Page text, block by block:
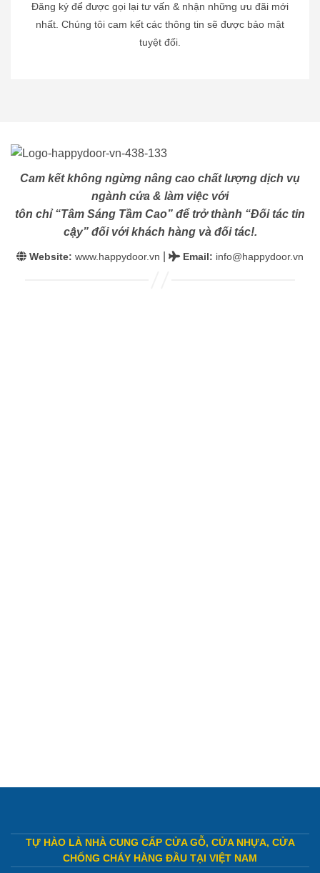
Đăng ký để được gọi lại tư vấn & nhận những ưu đãi mới
nhất. Chúng tôi cam kết các thông tin sẽ được bảo mật
tuyệt đối.
Cam kết không ngừng nâng cao chất lượng dịch vụ
ngành cửa & làm việc với
tôn chỉ “Tâm Sáng Tầm Cao” để trở thành “Đối tác tin
cậy” đối với khách hàng và đối tác!.
Website: www.happydoor.vn Email: info@happydoor.vn
TỰ HÀO LÀ NHÀ CUNG CẤP CỬA GỖ, CỬA NHỰA, CỬA
CHỐNG CHÁY HÀNG ĐẦU TẠI VIỆT NAM